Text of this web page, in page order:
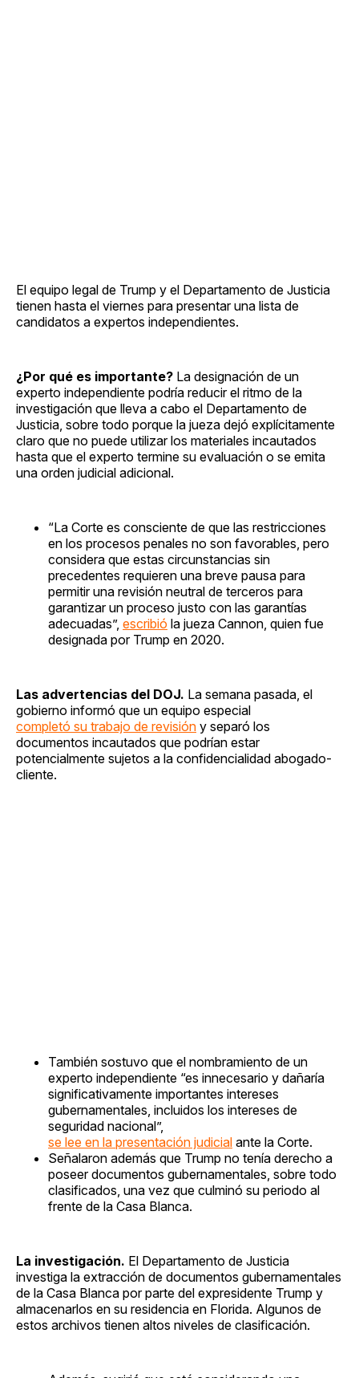
El equipo legal de Trump y el Departamento de Justicia
tienen hasta el viernes para presentar una lista de
candidatos a expertos independientes.
¿Por qué es importante? La designación de un
experto independiente podría reducir el ritmo de la
investigación que lleva a cabo el Departamento de
Justicia, sobre todo porque la jueza dejó explícitamente
claro que no puede utilizar los materiales incautados
hasta que el experto termine su evaluación o se emita
una orden judicial adicional.
“La Corte es consciente de que las restricciones
en los procesos penales no son favorables, pero
considera que estas circunstancias sin
precedentes requieren una breve pausa para
permitir una revisión neutral de terceros para
garantizar un proceso justo con las garantías
adecuadas”, escribió la jueza Cannon, quien fue
designada por Trump en 2020.
Las advertencias del DOJ. La semana pasada, el
gobierno informó que un equipo especial
completó su trabajo de revisión y separó los
documentos incautados que podrían estar
potencialmente sujetos a la confidencialidad abogado-
cliente.
También sostuvo que el nombramiento de un
experto independiente “es innecesario y dañaría
significativamente importantes intereses
gubernamentales, incluidos los intereses de
seguridad nacional”,
se lee en la presentación judicial ante la Corte.
Señalaron además que Trump no tenía derecho a
poseer documentos gubernamentales, sobre todo
clasificados, una vez que culminó su periodo al
frente de la Casa Blanca.
La investigación. El Departamento de Justicia
investiga la extracción de documentos gubernamentales
de la Casa Blanca por parte del expresidente Trump y
almacenarlos en su residencia en Florida. Algunos de
estos archivos tienen altos niveles de clasificación.